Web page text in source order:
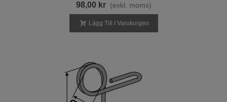
98,00 kr (exkl. moms)
Lägg Till I Varukorgen